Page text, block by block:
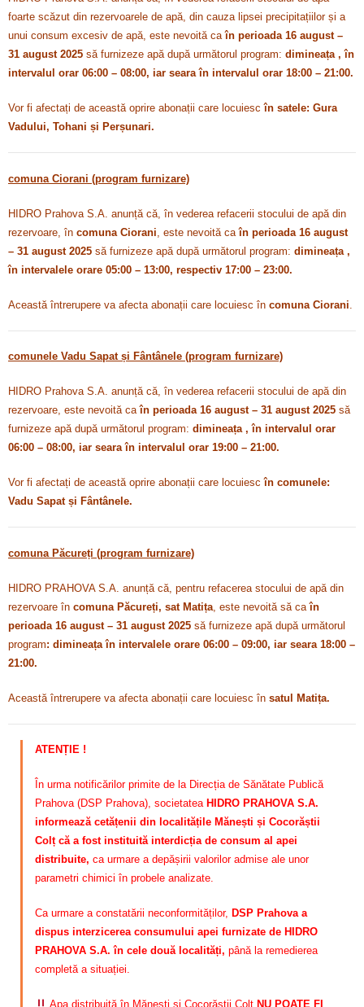
foarte scăzut din rezervoarele de apă, din cauza lipsei precipitațiilor și a
unui consum excesiv de apă, este nevoită caîn perioada 16 august –
31 august 2025 să furnizeze apă după următorul program: dimineața , în
intervalul orar 06:00 – 08:00, iar seara în intervalul orar 18:00 – 21:00.
Vor fi afectați de această oprire abonații care locuiescîn satele: Gura
Vadului, Tohani și Perșunari.
comuna Ciorani (program furnizare)
HIDRO Prahova S.A. anunță că, în vederea refacerii stocului de apă din
rezervoare, în comuna Ciorani , este nevoită caîn perioada 16 august
– 31 august 2025 să furnizeze apă după următorul program: dimineața ,
în intervalele orare 05:00 – 13:00, respectiv 17:00 – 23:00.
Această întrerupere va afecta abonații care locuiesc în comuna Ciorani
comunele Vadu Sapat și Fântânele (program furnizare)
HIDRO Prahova S.A. anunță că, în vederea refacerii stocului de apă din
rezervoare, este nevoită caîn perioada 16 august – 31 august 2025 să
furnizeze apă după următorul program: dimineața , în intervalul orar
06:00 – 08:00, iar seara în intervalul orar 19:00 – 21:00.
Vor fi afectați de această oprire abonații care locuiescîn comunele:
Vadu Sapat și Fântânele.
comuna Păcureți (program furnizare)
HIDRO PRAHOVA S.A. anunță că, pentru refacerea stocului de apă din
rezervoare în comuna Păcureți, sat Matița , este nevoită să caîn
perioada 16 august – 31 august 2025 să furnizeze apă după următorul
program: dimineața în intervalele orare 06:00 – 09:00, iar seara 18:00 –
21:00.
Această întrerupere va afecta abonații care locuiesc în satul Matița.
ATENȚIE !
În urma notificărilor primite de la Direcția de Sănătate Publică
Prahova (DSP Prahova), societatea HIDRO PRAHOVA S.A.
informează cetățenii din localitățile Mănești și Cocorăștii
Colț că a fost instituită interdicția de consum al apei
distribuite, ca urmare a depășirii valorilor admise ale unor
parametri chimici în probele analizate.
Ca urmare a constatării neconformităților, DSP Prahova a
dispus interzicerea consumului apei furnizate de HIDRO
PRAHOVA S.A. în cele două localități, până la remedierea
completă a situației.
Apa distribuită în Mănești și Cocorăștii Colț NU POATE FI